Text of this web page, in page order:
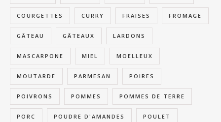
COURGETTES CURRY FRAISES FROMAGE
GÂTEAU GÂTEAUX LARDONS
MASCARPONE MIEL MOELLEUX
MOUTARDE PARMESAN POIRES
POIVRONS POMMES POMMES DE TERRE
PORC POUDRE D'AMANDES POULET